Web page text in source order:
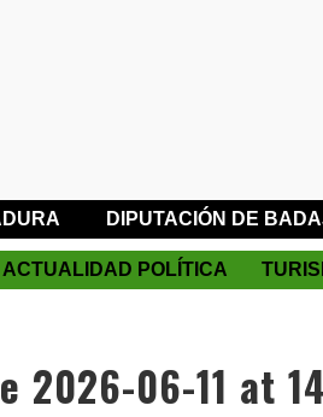
DIPUTACIÓN DE
ACTUALIDAD POLÍTICA
2026-06-11 at